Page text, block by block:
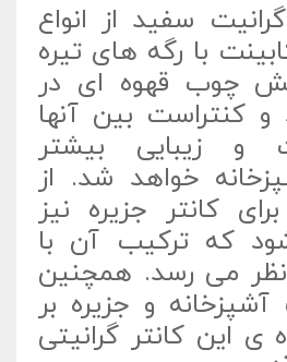
سفید از انواع
با رگه های تیره
چوب قهوه ای در
کنتراست بین آنها
و زیبایی بیشتر
خواهد شد. از
کانتر جزیره نیز
که ترکیب آن با
نظر می رسد. همچنین
آشپزخانه و جزیره بر
این کانتر گرانیتی